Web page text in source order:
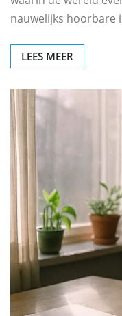
nauwelijks hoorbare
LEES MEER